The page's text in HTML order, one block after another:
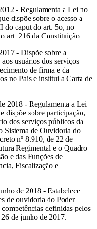
- Regulamenta a Lei no
dispõe sobre o acesso a
do caput do art. 5o, no
art. 216 da Constituição.
- Dispõe sobre a
usuários dos serviços
de firma e da
no País e institui a Carta de
2018 - Regulamenta a Lei
dispõe sobre participação,
dos serviços públicos da
Sistema de Ouvidoria do
nº 8.910, de 22 de
Regimental e o Quadro
e das Funções de
Fiscalização e
de 2018 - Estabelece
de ouvidoria do Poder
definidas pelos
de junho de 2017.